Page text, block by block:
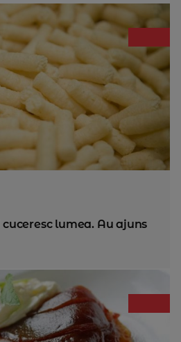
lumea. Au ajuns